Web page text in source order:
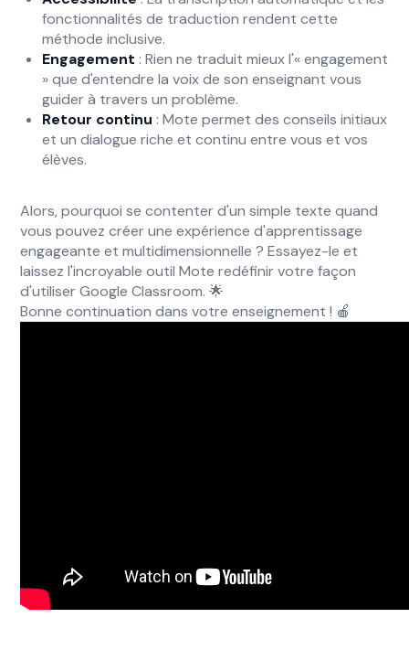
fonctionnalités de traduction rendent cette
méthode inclusive.
Engagement : Rien ne traduit mieux l'« engagement
» que d'entendre la voix de son enseignant vous
guider à travers un problème.
Retour continu : Mote permet des conseils initiaux
et un dialogue riche et continu entre vous et vos
élèves.
Alors, pourquoi se contenter d'un simple texte quand
vous pouvez créer une expérience d'apprentissage
engageante et multidimensionnelle ? Essayez-le et
laissez l'incroyable outil Mote redéfinir votre façon
d'utiliser Google Classroom. 🌟
Bonne continuation dans votre enseignement ! 🍎